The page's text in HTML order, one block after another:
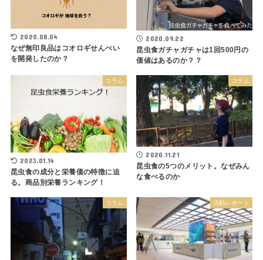
2020.08.04
なぜ無印良品はコオロギせんべい
を開発したのか？
2020.09.22
昆虫食ガチャガチャは1回500円の
価値はあるのか？？
コラム
2023.01.14
昆虫食の成分と栄養価の特徴に迫
る。商品別栄養ランキング！
コラム
2020.11.21
昆虫食の5つのメリット。なぜみん
な食べるのか
コラム 活動レポート